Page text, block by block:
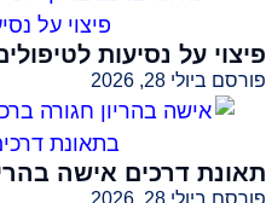
פיצוי על נסיעות
פורסם ביולי 28, 2026
תאונת דרכים אישה
פורסם ביולי 28, 2026